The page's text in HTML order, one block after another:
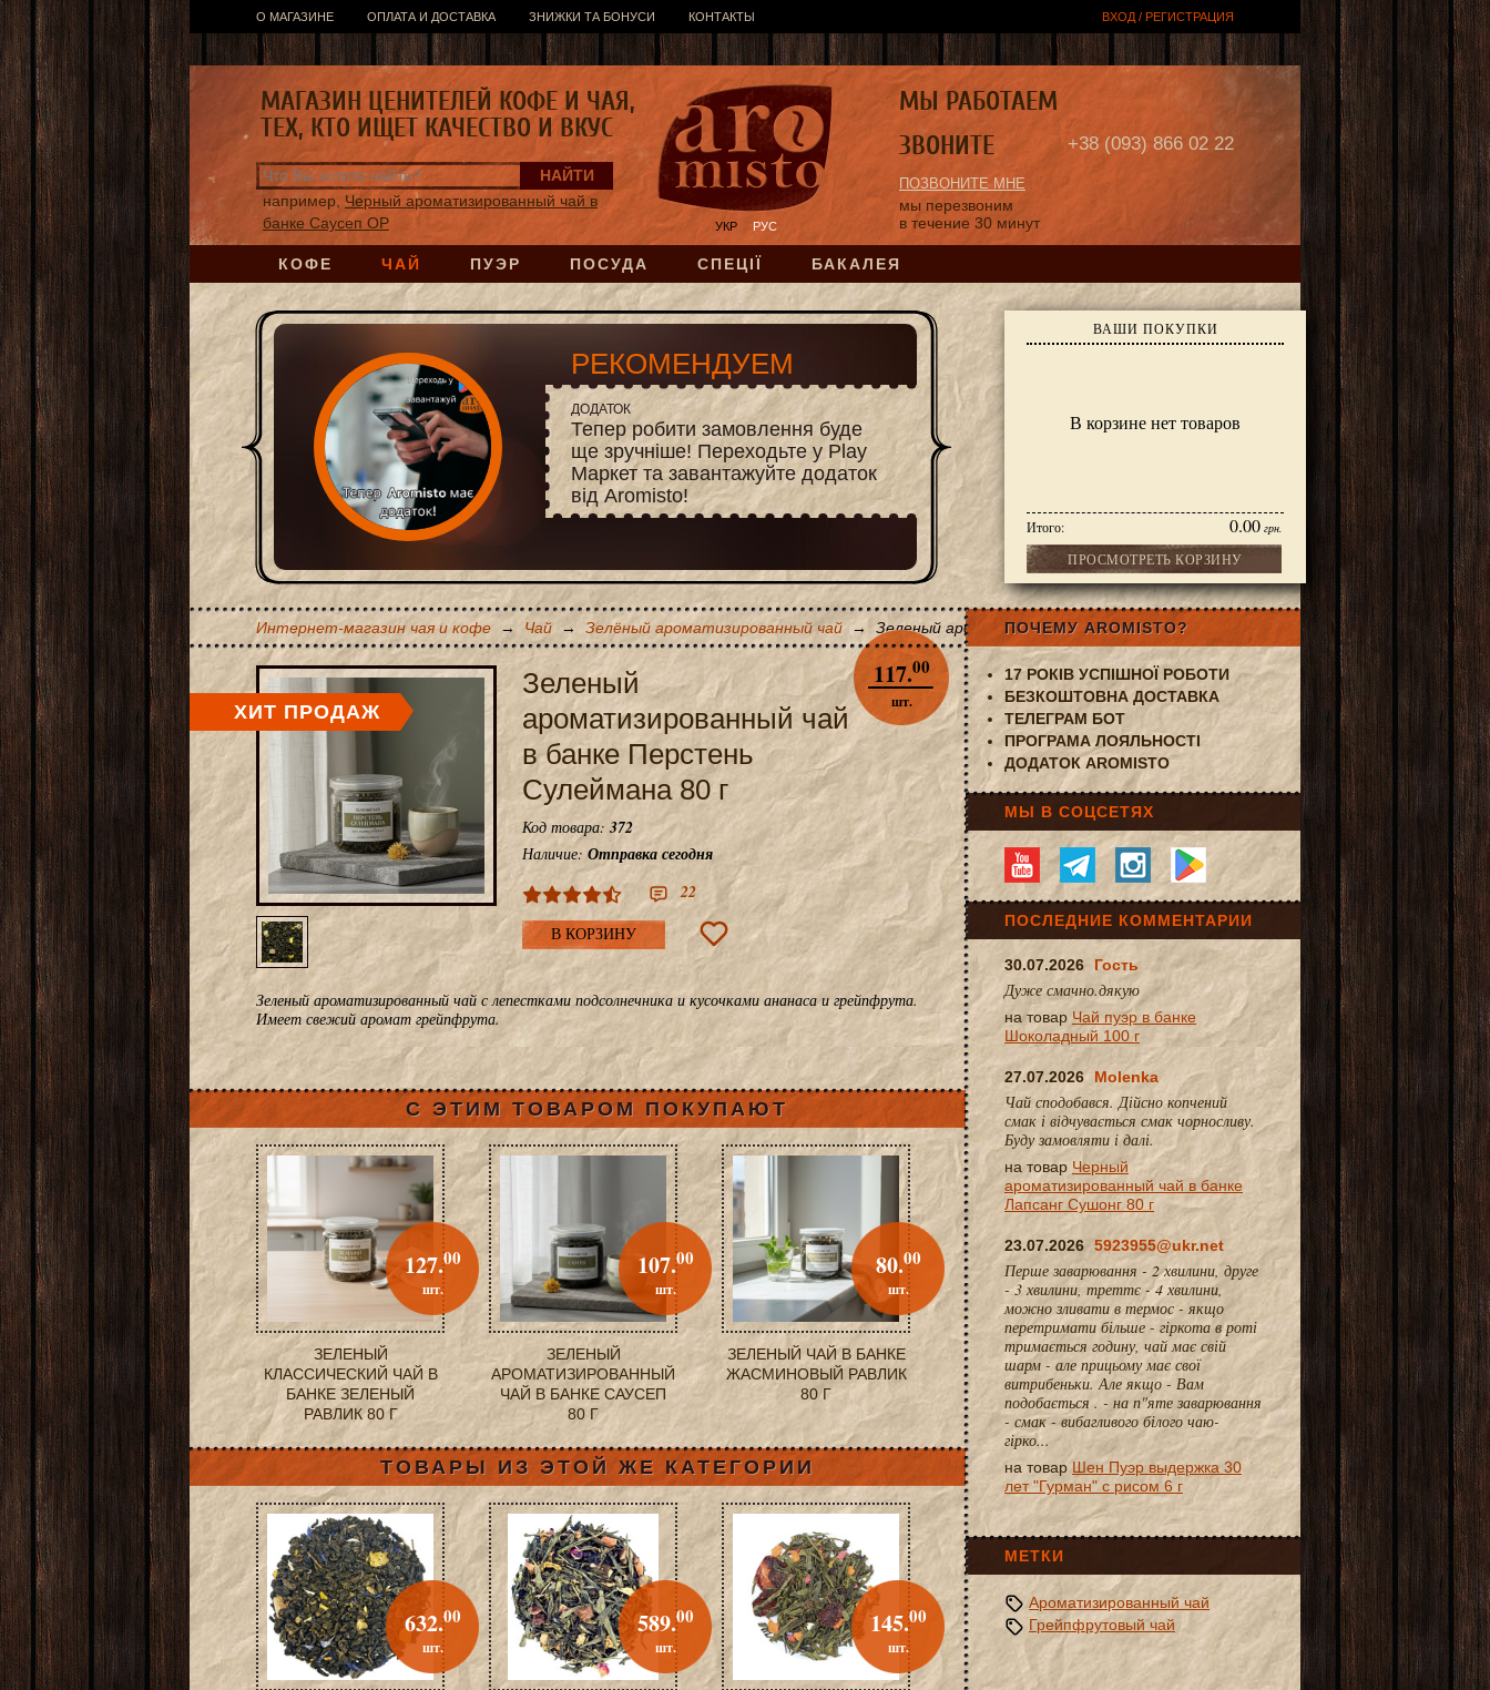
О МАГАЗИНЕ ОПЛАТА И ДОСТАВКА ЗНИЖКИ ТА БОНУСИ КОНТАКТЫ ВХОД / РЕГИСТРАЦИЯ
КОФЕ ЧАЙ ПУЭР ПОСУДА СПЕЦІЇ БАКАЛЕЯ
УКР РУС
например, Черный ароматизированный чай в
банке Саусеп ОР
ВАШИ ПОКУПКИ
В корзине нет товаров
Итого: 0.00 грн.
ПРОСМОТРЕТЬ КОРЗИНУ
+38 (093) 866 02 22
ПОЗВОНИТЕ МНЕ
мы перезвоним
в течение 30 минут
МАГАЗИН ЦЕНИТЕЛЕЙ КОФЕ И ЧАЯ,
ТЕХ, КТО ИЩЕТ КАЧЕСТВО И ВКУС
МЫ РАБОТАЕМ
ЗВОНИТЕ
РЕКОМЕНДУЕМ
ДОДАТОК
Тепер робити замовлення буде
ще зручніше! Переходьте у Play
Маркет та завантажуйте додаток
від Aromisto!
Интернет-магазин чая и кофе → Чай → Зелёный ароматизированный чай → Зеленый ароматизированный чай в банке Перстень Сулеймана 80 г
Зеленый
ароматизированный чай
в банке Перстень
Сулеймана 80 г
117.00
шт.
Код товара: 372
Наличие: Отправка сегодня
22
В КОРЗИНУ
Зеленый ароматизированный чай с лепестками подсолнечника и кусочками ананаса и грейпфрута.
Имеет свежий аромат грейпфрута.
С ЭТИМ ТОВАРОМ ПОКУПАЮТ
ЗЕЛЕНЫЙ
КЛАССИЧЕСКИЙ ЧАЙ В
БАНКЕ ЗЕЛЕНЫЙ
РАВЛИК 80 Г
127.00
шт.
ЗЕЛЕНЫЙ
АРОМАТИЗИРОВАННЫЙ
ЧАЙ В БАНКЕ САУСЕП
80 Г
107.00
шт.
ЗЕЛЕНЫЙ ЧАЙ В БАНКЕ
ЖАСМИНОВЫЙ РАВЛИК
80 Г
80.00
шт.
ТОВАРЫ ИЗ ЭТОЙ ЖЕ КАТЕГОРИИ
632.00
шт.
589.00
шт.
145.00
шт.
ПОЧЕМУ AROMISTO?
17 РОКІВ УСПІШНОЇ РОБОТИ
БЕЗКОШТОВНА ДОСТАВКА
ТЕЛЕГРАМ БОТ
ПРОГРАМА ЛОЯЛЬНОСТІ
ДОДАТОК AROMISTO
МЫ В СОЦСЕТЯХ
ПОСЛЕДНИЕ КОММЕНТАРИИ
30.07.2026 Гость
Дуже смачно.дякую
на товар Чай пуэр в банке
Шоколадный 100 г
27.07.2026 Molenka
Чай сподобався. Дійсно копчений
смак і відчувається смак чорносливу.
Буду замовляти і далі.
на товар Черный
ароматизированный чай в банке
Лапсанг Сушонг 80 г
23.07.2026 5923955@ukr.net
Перше заварювання - 2 хвилини, друге
- 3 хвилини, треттє - 4 хвилини,
можно зливати в термос - якщо
перетримати більше - гіркота в роті
тримається годину, чай має свій
шарм - але прицьому має свої
витрибеньки. Але якщо - Вам
подобається . - на п"яте заварювання
- смак - вибагливого білого чаю-
гірко...
на товар Шен Пуэр выдержка 30
лет "Гурман" с рисом 6 г
МЕТКИ
Ароматизированный чай
Грейпфрутовый чай